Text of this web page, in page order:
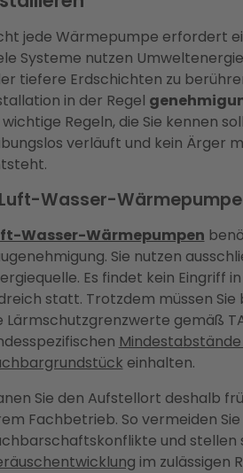
jede Wärmepumpe erfordert
Systeme nutzen
tiefere Erdschichten zu
in der Regel
Regeln, die Sie kennen
verläuft und kein Ärger
Luft-Wasser-Wärmepumpe
Wasser-Wärmepumpen
Sie nutzen
Es findet kein Eingriff
statt. Trotzdem müssen Sie
Lärmschutzgrenzwerte gemäß
einhalten.
Sie den Aufstellort deshalb
Fachbetrieb. So vermeiden Sie
und stellen
im zulässigen